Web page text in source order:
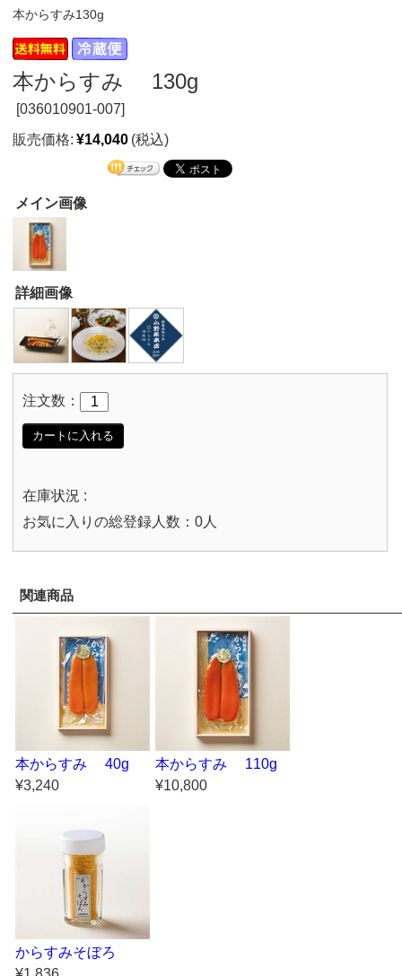
本からすみ130g
本からすみ 130g
[036010901-007]
販売価格: ¥14,040 (税込)
メイン画像
詳細画像
注文数：
カートに入れる
在庫状況 :
お気に入りの総登録人数：0人
関連商品
本からすみ 40g
¥3,240
本からすみ 110g
¥10,800
からすみそぼろ